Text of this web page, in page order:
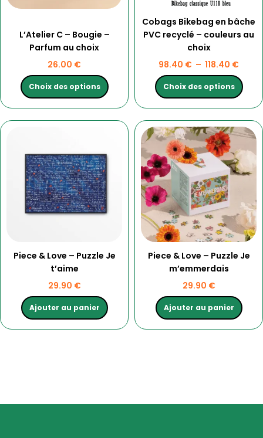
L’Atelier C – Bougie –
Parfum au choix
26.00 €
Choix des options
choisies
la
page
du
produit
Cobags Bikebag en bâche
PVC recyclé – couleurs au
choix
98.40 € – 118.40 €
Choix des options
choisies
sur
la
page
du
produit
Piece & Love – Puzzle Je
t’aime
29.90 €
Ajouter au panier
Piece & Love – Puzzle Je
m’emmerdais
29.90 €
Ajouter au panier